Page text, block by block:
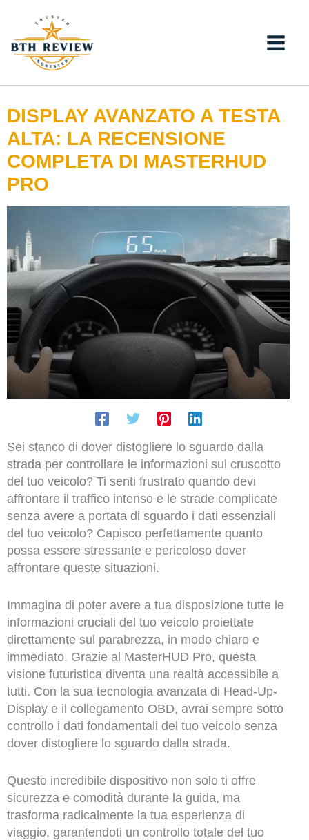
contenuto
DISPLAY AVANZATO A TESTA
ALTA: LA RECENSIONE
COMPLETA DI MASTERHUD
PRO
Sei stanco di dover distogliere lo sguardo dalla
strada per controllare le informazioni sul cruscotto
del tuo veicolo? Ti senti frustrato quando devi
affrontare il traffico intenso e le strade complicate
senza avere a portata di sguardo i dati essenziali
del tuo veicolo? Capisco perfettamente quanto
possa essere stressante e pericoloso dover
affrontare queste situazioni.
Immagina di poter avere a tua disposizione tutte le
informazioni cruciali del tuo veicolo proiettate
direttamente sul parabrezza, in modo chiaro e
immediato. Grazie al MasterHUD Pro, questa
visione futuristica diventa una realtà accessibile a
tutti. Con la sua tecnologia avanzata di Head-Up-
Display e il collegamento OBD, avrai sempre sotto
controllo i dati fondamentali del tuo veicolo senza
dover distogliere lo sguardo dalla strada.
Questo incredibile dispositivo non solo ti offre
sicurezza e comodità durante la guida, ma
trasforma radicalmente la tua esperienza di
viaggio, garantendoti un controllo totale del tuo